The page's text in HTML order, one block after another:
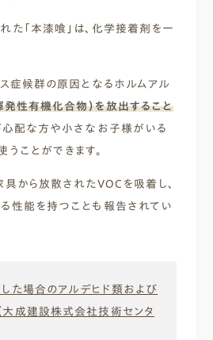
た「本漆喰」は、化学接着剤を一
ス症候群の原因となるホルムアル
発性有機化合物）を放出すること
心配な方や小さなお子様がいる
ことができます。
具から放散されたVOCを吸着し、
性能を持つことも報告されてい
た場合のアルデヒド類および
大成建設株式会社技術センタ